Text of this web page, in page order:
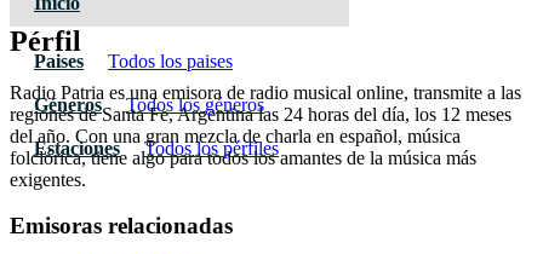
Paises Todos los paises
Géneros Todos los géneros
Estaciones Todos los pérfiles
Pérfil
Radio Patria es una emisora de radio musical online, transmite a las
regiones de Santa Fe, Argentina las 24 horas del día, los 12 meses
del año. Con una gran mezcla de charla en español, música
folclórica, tiene algo para todos los amantes de la música más
exigentes.
Emisoras relacionadas